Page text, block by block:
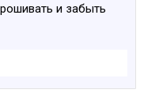
исходя из
и забыть